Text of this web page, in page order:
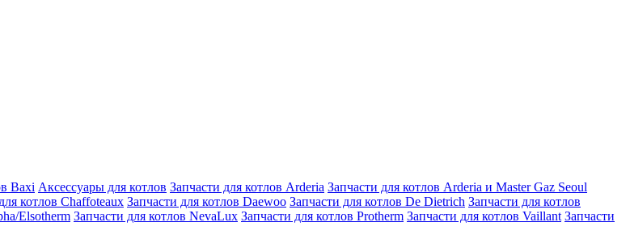
Baxi Аксессуары для котлов Запчасти для котлов Arderia Запчасти для котлов Arderia и Master Gaz Seoul
котлов Chaffoteaux Запчасти для котлов Daewoo Запчасти для котлов De Dietrich Запчасти для котлов
Elsotherm Запчасти для котлов NevaLux Запчасти для котлов Protherm Запчасти для котлов Vaillant Запчасти